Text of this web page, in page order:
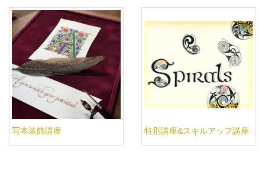
写本装飾講座 特別講座&スキルアップ講座